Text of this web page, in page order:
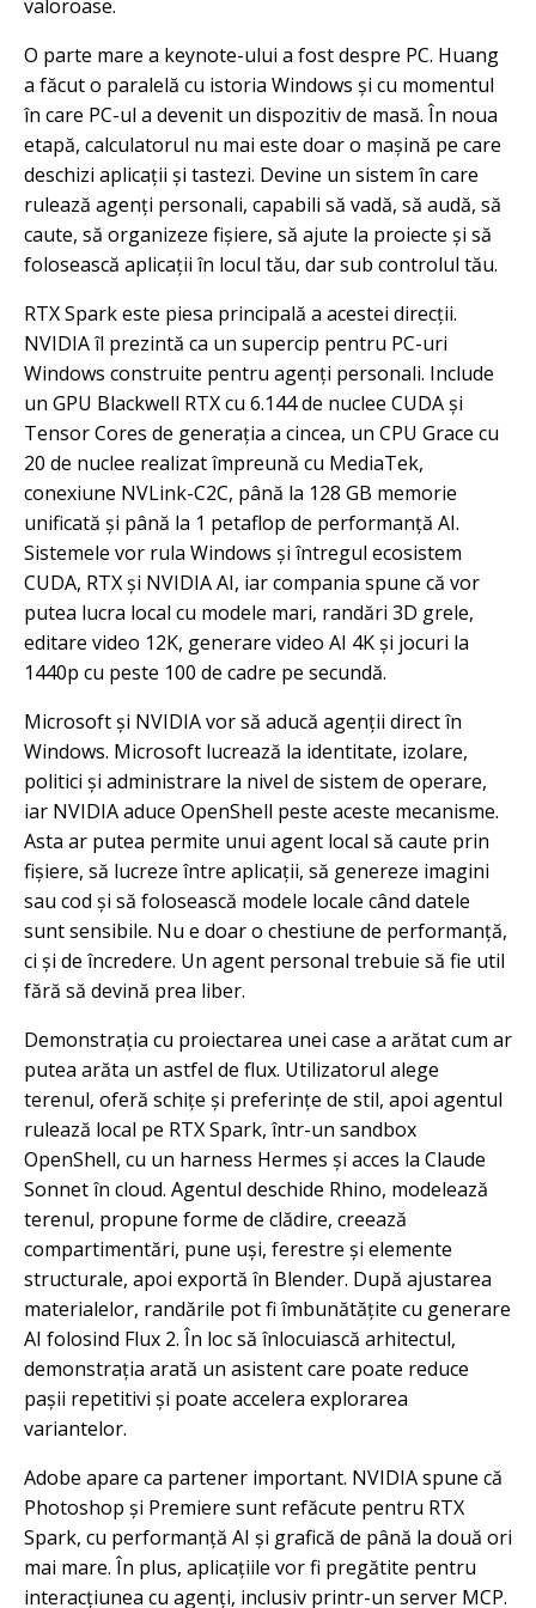
valoroase.
O parte mare a keynote-ului a fost despre PC. Huang
a făcut o paralelă cu istoria Windows și cu momentul
în care PC-ul a devenit un dispozitiv de masă. În noua
etapă, calculatorul nu mai este doar o mașină pe care
deschizi aplicații și tastezi. Devine un sistem în care
rulează agenți personali, capabili să vadă, să audă, să
caute, să organizeze fișiere, să ajute la proiecte și să
folosească aplicații în locul tău, dar sub controlul tău.
RTX Spark este piesa principală a acestei direcții.
NVIDIA îl prezintă ca un supercip pentru PC-uri
Windows construite pentru agenți personali. Include
un GPU Blackwell RTX cu 6.144 de nuclee CUDA și
Tensor Cores de generația a cincea, un CPU Grace cu
20 de nuclee realizat împreună cu MediaTek,
conexiune NVLink-C2C, până la 128 GB memorie
unificată și până la 1 petaflop de performanță AI.
Sistemele vor rula Windows și întregul ecosistem
CUDA, RTX și NVIDIA AI, iar compania spune că vor
putea lucra local cu modele mari, randări 3D grele,
editare video 12K, generare video AI 4K și jocuri la
1440p cu peste 100 de cadre pe secundă.
Microsoft și NVIDIA vor să aducă agenții direct în
Windows. Microsoft lucrează la identitate, izolare,
politici și administrare la nivel de sistem de operare,
iar NVIDIA aduce OpenShell peste aceste mecanisme.
Asta ar putea permite unui agent local să caute prin
fișiere, să lucreze între aplicații, să genereze imagini
sau cod și să folosească modele locale când datele
sunt sensibile. Nu e doar o chestiune de performanță,
ci și de încredere. Un agent personal trebuie să fie util
fără să devină prea liber.
Demonstrația cu proiectarea unei case a arătat cum ar
putea arăta un astfel de flux. Utilizatorul alege
terenul, oferă schițe și preferințe de stil, apoi agentul
rulează local pe RTX Spark, într-un sandbox
OpenShell, cu un harness Hermes și acces la Claude
Sonnet în cloud. Agentul deschide Rhino, modelează
terenul, propune forme de clădire, creează
compartimentări, pune uși, ferestre și elemente
structurale, apoi exportă în Blender. După ajustarea
materialelor, randările pot fi îmbunătățite cu generare
AI folosind Flux 2. În loc să înlocuiască arhitectul,
demonstrația arată un asistent care poate reduce
pașii repetitivi și poate accelera explorarea
variantelor.
Adobe apare ca partener important. NVIDIA spune că
Photoshop și Premiere sunt refăcute pentru RTX
Spark, cu performanță AI și grafică de până la două ori
mai mare. În plus, aplicațiile vor fi pregătite pentru
interacțiunea cu agenți, inclusiv printr-un server MCP.